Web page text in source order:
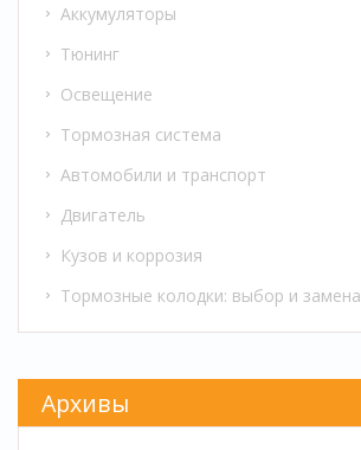
Аккумуляторы
Тюнинг
Освещение
Тормозная система
Автомобили и транспорт
Двигатель
Кузов и коррозия
Тормозные колодки: выбор и замена
Архивы